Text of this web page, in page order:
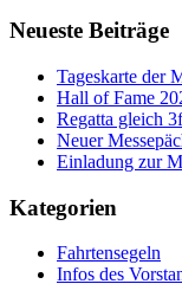
Neueste Beiträge
Tageskarte der
Hall of Fame
Regatta gleich
Neuer
Einladung zur
Kategorien
Fahrtensegeln
Infos des